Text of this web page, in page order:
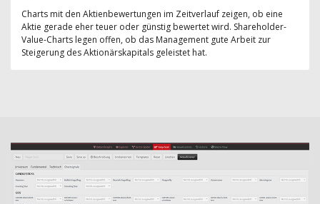
Charts mit den Aktienbewertungen im Zeitverlauf zeigen, ob eine
Aktie gerade eher teuer oder günstig bewertet wird. Shareholder-
Value-Charts legen offen, ob das Management gute Arbeit zur
Steigerung des Aktionärskapitals geleistet hat.